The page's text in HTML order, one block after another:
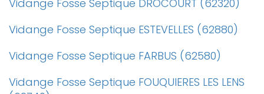
Vidange Fosse Septique DROCOURT (62320)
Vidange Fosse Septique ESTEVELLES (62880)
Vidange Fosse Septique FARBUS (62580)
Vidange Fosse Septique FOUQUIERES LES LENS